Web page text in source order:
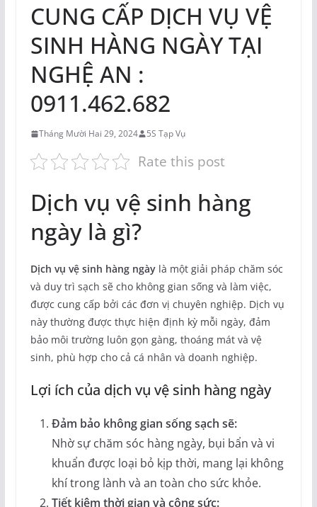
CUNG CẤP DỊCH VỤ VỆ
SINH HÀNG NGÀY TẠI
NGHỆ AN :
0911.462.682
Tháng Mười Hai 29, 2024 5S Tạp Vụ
Rate this post
Dịch vụ vệ sinh hàng
ngày là gì?
Dịch vụ vệ sinh hàng ngàylà một giải pháp chăm sóc
và duy trì sạch sẽ cho không gian sống và làm việc,
được cung cấp bởi các đơn vị chuyên nghiệp. Dịch vụ
này thường được thực hiện định kỳ mỗi ngày, đảm
bảo môi trường luôn gọn gàng, thoáng mát và vệ
sinh, phù hợp cho cả cá nhân và doanh nghiệp.
Lợi ích của dịch vụ vệ sinh hàng ngày
Đảm bảo không gian sống sạch sẽ:
Nhờ sự chăm sóc hàng ngày, bụi bẩn và vi
khuẩn được loại bỏ kịp thời, mang lại không
khí trong lành và an toàn cho sức khỏe.
Tiết kiệm thời gian và công sức: